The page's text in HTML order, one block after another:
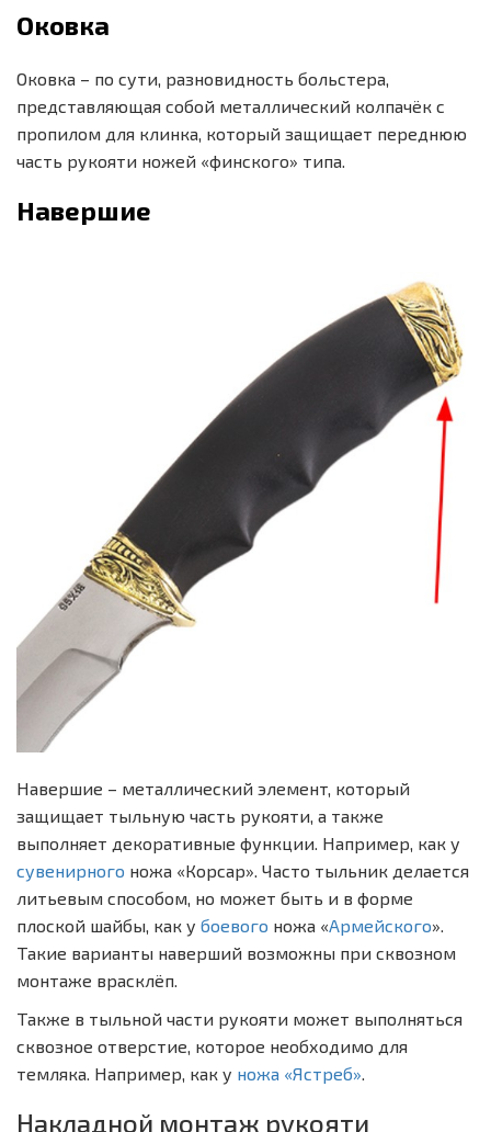
Оковка
Оковка – по сути, разновидность больстера,
представляющая собой металлический колпачёк с
пропилом для клинка, который защищает переднюю
часть рукояти ножей «финского» типа.
Навершие
Навершие – металлический элемент, который
защищает тыльную часть рукояти, а также
выполняет декоративные функции. Например, как у
сувенирного ножа «Корсар». Часто тыльник делается
литьевым способом, но может быть и в форме
плоской шайбы, как у боевого ножа «Армейского».
Такие варианты наверший возможны при сквозном
монтаже врасклёп.
Также в тыльной части рукояти может выполняться
сквозное отверстие, которое необходимо для
темляка. Например, как у ножа «Ястреб»
Накладной монтаж рукояти